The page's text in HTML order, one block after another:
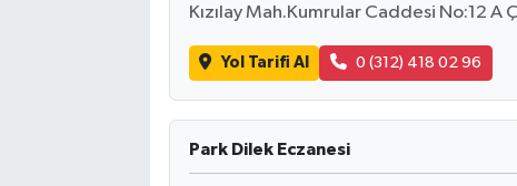
Kızılay Mah.Kumrular Caddesi No:12 A
Yol Tarifi Al 0 (312) 418 02 96
Park Dilek Eczanesi